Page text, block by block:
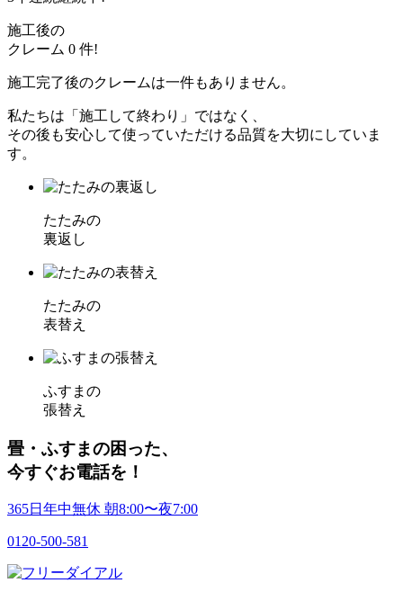
施工後の
クレーム 0 件!
施工完了後のクレームは一件もありません。
私たちは「施工して終わり」ではなく、
その後も安心して使っていただける品質を大切にしていま
す。
たたみの
裏返し
たたみの
表替え
ふすまの
張替え
畳・ふすまの困った、
今すぐお電話を！
365日年中無休 朝8:00〜夜7:00
0120-500-581